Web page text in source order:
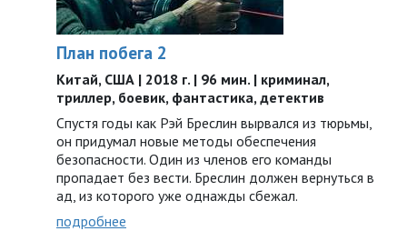
План побега 2
Китай, США | 2018 г. | 96 мин. | криминал,
триллер, боевик, фантастика, детектив
Спустя годы как Рэй Бреслин вырвался из тюрьмы,
он придумал новые методы обеспечения
безопасности. Один из членов его команды
пропадает без вести. Бреслин должен вернуться в
ад, из которого уже однажды сбежал.
подробнее